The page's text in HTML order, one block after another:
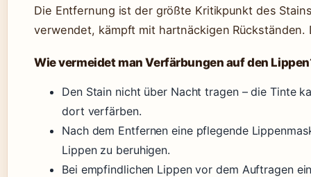
Die Entfernung ist der größte Kritikpunkt des
verwendet, kämpft mit hartnäckigen
Wie vermeidet man Verfärbungen auf den
Den Stain nicht über Nacht tragen – die Tinte
dort verfärben.
Nach dem Entfernen eine pflegende
Lippen zu beruhigen.
Bei empfindlichen Lippen vor dem Auftragen